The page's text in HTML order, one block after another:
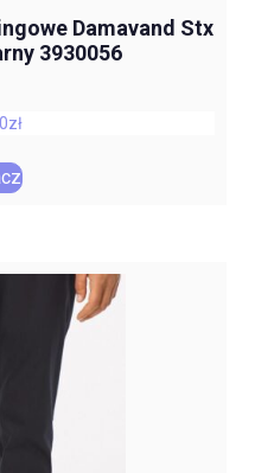
Damavand Stx
3930056
zł